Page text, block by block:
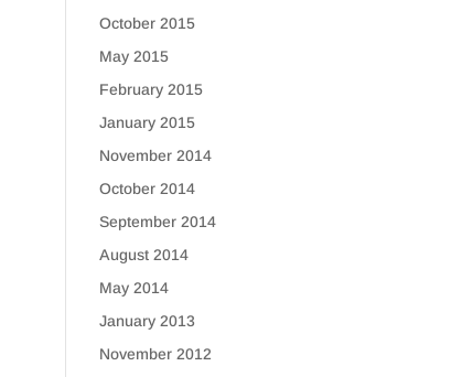
October 2015
May 2015
February 2015
January 2015
November 2014
October 2014
September 2014
August 2014
May 2014
January 2013
November 2012